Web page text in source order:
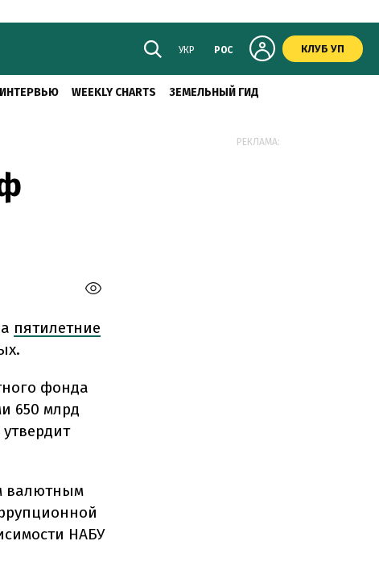
УКР РОС КЛУБ УП
ИНТЕРВЬЮ WEEKLY CHARTS ЗЕМЕЛЬНЫЙ ГИД
пятилетние
фонда
650 млрд
валютным
НАБУ
РЕКЛАМА: